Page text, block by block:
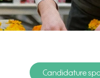
Candidature